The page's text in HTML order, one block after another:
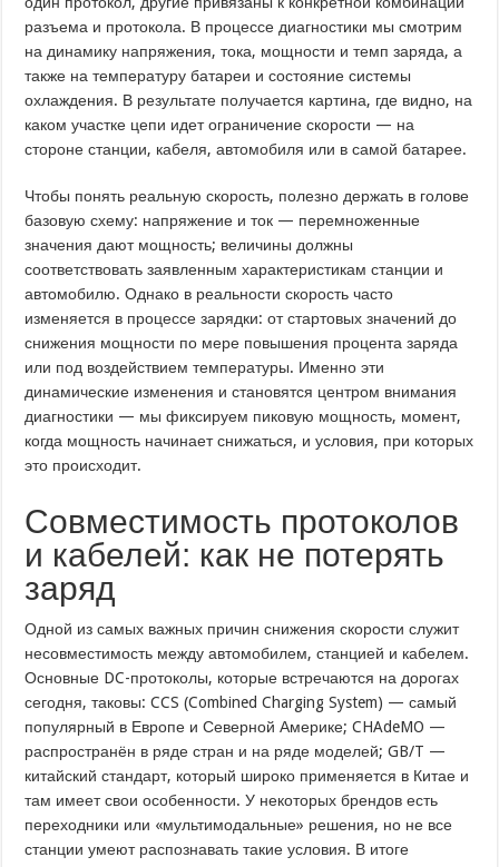
разъема и протокола. В процессе диагностики мы смотрим
на динамику напряжения, тока, мощности и темп заряда, а
также на температуру батареи и состояние системы
охлаждения. В результате получается картина, где видно, на
каком участке цепи идет ограничение скорости — на
стороне станции, кабеля, автомобиля или в самой батарее.
Чтобы понять реальную скорость, полезно держать в голове
базовую схему: напряжение и ток — перемноженные
значения дают мощность; величины должны
соответствовать заявленным характеристикам станции и
автомобилю. Однако в реальности скорость часто
изменяется в процессе зарядки: от стартовых значений до
снижения мощности по мере повышения процента заряда
или под воздействием температуры. Именно эти
динамические изменения и становятся центром внимания
диагностики — мы фиксируем пиковую мощность, момент,
когда мощность начинает снижаться, и условия, при которых
это происходит.
Совместимость протоколов
и кабелей: как не потерять
заряд
Одной из самых важных причин снижения скорости служит
несовместимость между автомобилем, станцией и кабелем.
Основные DC-протоколы, которые встречаются на дорогах
сегодня, таковы: CCS (Combined Charging System) — самый
популярный в Европе и Северной Америке; CHAdeMO —
распространён в ряде стран и на ряде моделей; GB/T —
китайский стандарт, который широко применяется в Китае и
там имеет свои особенности. У некоторых брендов есть
переходники или «мультимодальные» решения, но не все
станции умеют распознавать такие условия. В итоге